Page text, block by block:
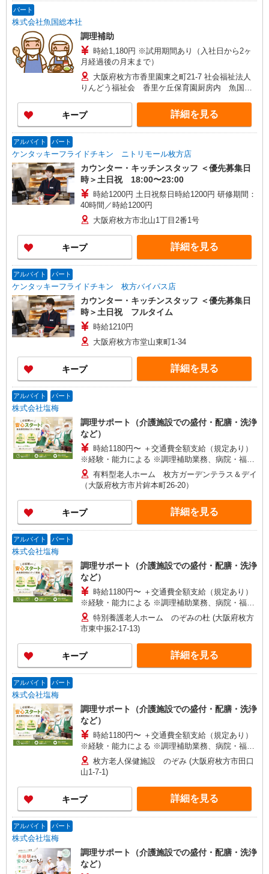
パート
株式会社魚国総本社
調理補助
時給1,180円 ※試用期間あり（入社日から2ヶ
月経過後の月末まで）
大阪府枚方市香里園東之町21-7 社会福祉法人
りんどう福祉会 香里ケ丘保育園厨房内 魚国総
キープ 詳細を見る
アルバイト パート
ケンタッキーフライドチキン ニトリモール枚方店
カウンター・キッチンスタッフ ＜優先募集日
時＞土日祝 18:00〜23:00
時給1200円 土日祝祭日時給1200円 研修期間：
40時間／時給1200円
大阪府枚方市北山1丁目2番1号
キープ 詳細を見る
アルバイト パート
ケンタッキーフライドチキン 枚方バイパス店
カウンター・キッチンスタッフ ＜優先募集日
時＞土日祝 フルタイム
時給1210円
大阪府枚方市堂山東町1-34
キープ 詳細を見る
アルバイト パート
株式会社塩梅
調理サポート（介護施設での盛付・配膳・洗浄
など）
時給1180円〜 ＋交通費全額支給（規定あり）
※経験・能力による ※調理補助業務、病院・福祉
施設経験者歓迎！
有料型老人ホーム 枚方ガーデンテラス＆デイ
（大阪府枚方市片鉾本町26-20）
キープ 詳細を見る
アルバイト パート
株式会社塩梅
調理サポート（介護施設での盛付・配膳・洗浄
など）
時給1180円〜 ＋交通費全額支給（規定あり）
※経験・能力による ※調理補助業務、病院・福祉
施設経験者歓迎！
特別養護老人ホーム のぞみの杜 (大阪府枚方
市東中振2-17-13)
キープ 詳細を見る
アルバイト パート
株式会社塩梅
調理サポート（介護施設での盛付・配膳・洗浄
など）
時給1180円〜 ＋交通費全額支給（規定あり）
※経験・能力による ※調理補助業務、病院・福祉
施設経験者歓迎！ 【月収例】 週2日（1日4.5h）勤
務の場合 時給1,180円 × 4.5h × 月8日 = 月収 約
42,480円 週4日（1日5.5h）勤務の場合 時給
1,180円 × 5.5h × 月16日 = 月収 約103,840円
枚方老人保健施設 のぞみ (大阪府枚方市田口
山1-7-1)
キープ 詳細を見る
アルバイト パート
株式会社塩梅
調理サポート（介護施設での盛付・配膳・洗浄
など）